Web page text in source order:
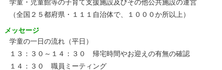
学童・児童館等の子育て支援施設及びその他公共施設の運営
（全国２５都府県・１１１自治体で、１０００か所以上）
メッセージ
学童の一日の流れ（平日）
１３：３０～１４：３０ 帰宅時間やお迎えの有無の確認
１４：３０ 職員ミーティング